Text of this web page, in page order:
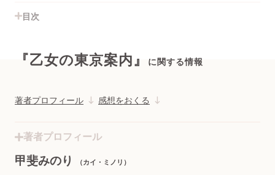
目次
『乙女の東京案内』 に関する情報
著者プロフィール 感想をおくる
著者プロフィール
甲斐みのり （カイ・ミノリ）